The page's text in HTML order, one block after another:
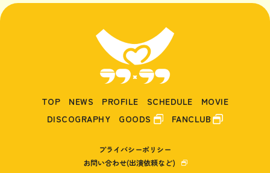
TOP NEWS PROFILE SCHEDULE
MOVIE
DISCOGRAPHY
GOODS FANCLUB
プライバシーポリシー
お問い合わせ(出演依頼など)